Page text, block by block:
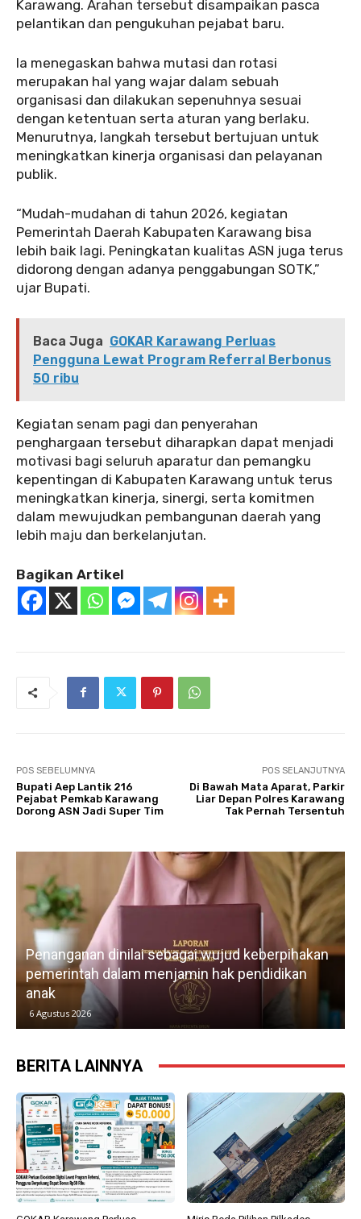
Karawang. Arahan tersebut disampaikan pasca
pelantikan dan pengukuhan pejabat baru.
Ia menegaskan bahwa mutasi dan rotasi
merupakan hal yang wajar dalam sebuah
organisasi dan dilakukan sepenuhnya sesuai
dengan ketentuan serta aturan yang berlaku.
Menurutnya, langkah tersebut bertujuan untuk
meningkatkan kinerja organisasi dan pelayanan
publik.
“Mudah-mudahan di tahun 2026, kegiatan
Pemerintah Daerah Kabupaten Karawang bisa
lebih baik lagi. Peningkatan kualitas ASN juga terus
didorong dengan adanya penggabungan SOTK,”
ujar Bupati.
Baca Juga GOKAR Karawang Perluas
Pengguna Lewat Program Referral Berbonus
50 ribu
Kegiatan senam pagi dan penyerahan
penghargaan tersebut diharapkan dapat menjadi
motivasi bagi seluruh aparatur dan pemangku
kepentingan di Kabupaten Karawang untuk terus
meningkatkan kinerja, sinergi, serta komitmen
dalam mewujudkan pembangunan daerah yang
lebih maju dan berkelanjutan.
Bagikan Artikel
POS SEBELUMNYA
Bupati Aep Lantik 216
Pejabat Pemkab Karawang
Dorong ASN Jadi Super Tim
POS SELANJUTNYA
Di Bawah Mata Aparat, Parkir
Liar Depan Polres Karawang
Tak Pernah Tersentuh
Penanganan dinilai sebagai wujud keberpihakan
pemerintah dalam menjamin hak pendidikan
anak
6 Agustus 2026
BERITA LAINNYA